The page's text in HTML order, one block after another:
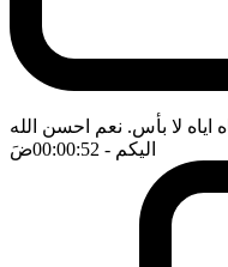
لا بأس. نعم احسن الله
اليكم - 00:00:52 ضَ